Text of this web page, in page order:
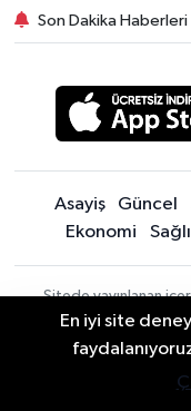
Son Dakika Haberleri
Asayiş Güncel
Ekonomi
Sitede yayınlanan
Yayınlanan yorumlardan
Bartın İnfo sorumlu
sayfada açılır.
fotoğraflar izin
En iyi site
2 Buzağı
Ünsal Sahne